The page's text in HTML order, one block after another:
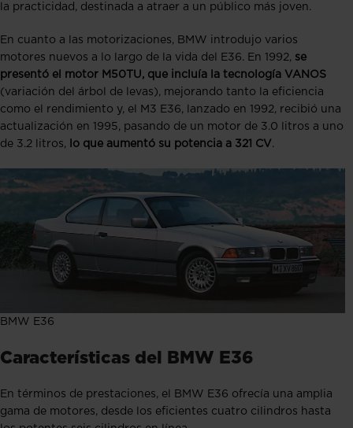
la practicidad, destinada a atraer a un público más joven.
En cuanto a las motorizaciones, BMW introdujo varios
motores nuevos a lo largo de la vida del E36. En 1992, se
presentó el motor M50TU, que incluía la tecnología VANOS
(variación del árbol de levas), mejorando tanto la eficiencia
como el rendimiento y, el M3 E36, lanzado en 1992, recibió una
actualización en 1995, pasando de un motor de 3.0 litros a uno
de 3.2 litros,
lo que aumentó su potencia a 321 CV.
BMW E36
Características del BMW E36
En términos de prestaciones, el BMW E36 ofrecía una amplia
gama de motores, desde los eficientes cuatro cilindros hasta